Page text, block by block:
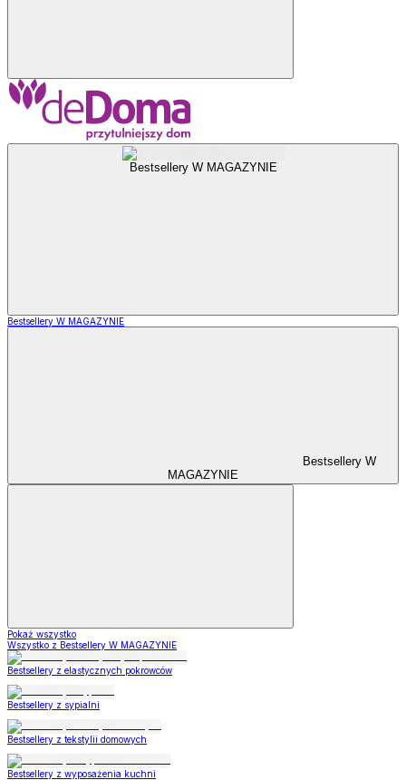
Bestsellery W MAGAZYNIE
Bestsellery W MAGAZYNIE
Bestsellery W
MAGAZYNIE
Pokaż wszystko
Wszystko z Bestsellery W MAGAZYNIE
Bestsellery z elastycznych pokrowców
Bestsellery z sypialni
Bestsellery z tekstylii domowych
Bestsellery z wyposażenia kuchni